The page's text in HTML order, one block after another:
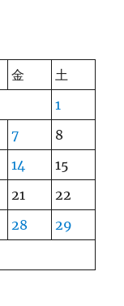
金
土
1
7
8
14
15
21
22
28
29